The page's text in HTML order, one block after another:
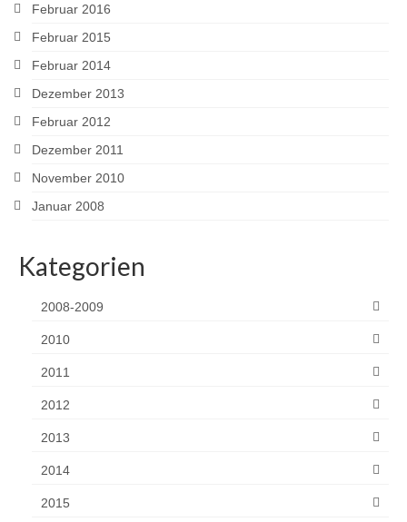
Februar 2016
Februar 2015
Februar 2014
Dezember 2013
Februar 2012
Dezember 2011
November 2010
Januar 2008
Kategorien
2008-2009
2010
2011
2012
2013
2014
2015